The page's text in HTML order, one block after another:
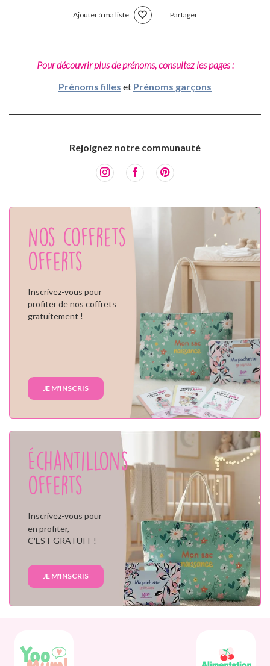
Ajouter à ma liste Partager
Pour découvrir plus de prénoms, consultez les pages :
Prénoms filles et Prénoms garçons
Rejoignez notre communauté
Nos coffrets
offerts
Inscrivez-vous pour
profiter de nos coffrets
gratuitement !
JE M'INSCRIS
Échantillons
offerts
Inscrivez-vous pour
en profiter,
C'EST GRATUIT !
JE M'INSCRIS